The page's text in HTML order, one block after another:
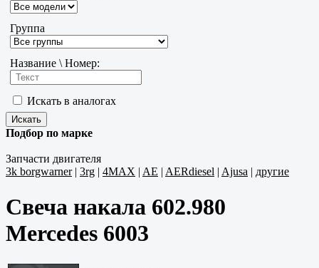
Группа
Название \ Номер:
Искать в аналогах
Подбор по марке
Запчасти двигателя
3k borgwarner| 3rg | 4MAX | AE | AERdiesel | Ajusa | другие
Свеча накала 602.980
Mercedes 6003